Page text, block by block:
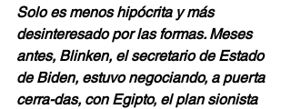
Solo es menos hipócrita y más
desinteresado por las formas. Meses
antes, Blinken, el secretario de Estado
de Biden, estuvo negociando, a puerta
cerra-das, con Egipto, el plan sionista